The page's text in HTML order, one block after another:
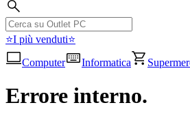
⭐I più venduti⭐
Computer
Informatica
Errore interno.